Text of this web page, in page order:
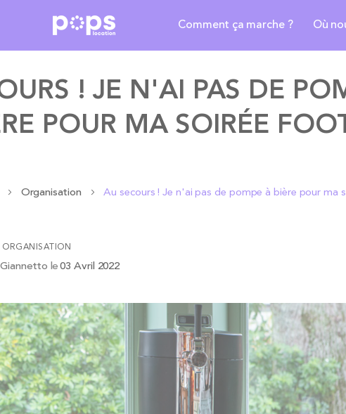
Comment ça marche ? Où
! JE N'AI PAS DE
POUR MA SOIRÉE
Organisation Au secours ! Je n'ai pas de pompe à bière pour ma
ORGANISATION
le03 Avril 2022